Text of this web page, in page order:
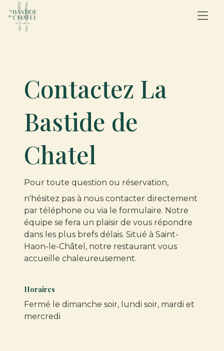
Contactez La
Bastide de
Chatel
Pour toute question ou réservation,
n'hésitez pas à nous contacter directement
par téléphone ou via le formulaire. Notre
équipe se fera un plaisir de vous répondre
dans les plus brefs délais. Situé à Saint-
Haon-le-Châtel, notre restaurant vous
accueille chaleureusement.
Horaires
Fermé le dimanche soir, lundi soir, mardi et
mercredi